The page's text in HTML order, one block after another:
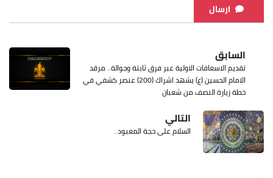
ارسال
السابق
تقديم الاسعافات الاولية عبر فرق ثابتة وجوالة.. مرقد
الامام الحسين (ع) يشهد اشراك (200) عنصر كشفي في
خطة زيارة النصف من شعبان
التالي
السلام على حجة المعبود..